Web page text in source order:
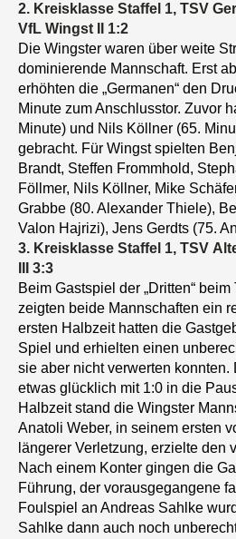
2. Kreisklasse Staffel 1, TSV
VfL Wingst II
1:2
Die Wingster waren über weite
dominierende Mannschaft. Erst
erhöhten die „Germanen“ den
Minute zum Anschlusstor. Zuvor
Minute) und Nils Köllner (65.
gebracht. Für Wingst spielten
Brandt, Steffen Frommhold,
Föllmer, Nils Köllner, Mike
Grabbe (80. Alexander Thiele),
Valon Hajrizi), Jens Gerdts (75.
3. Kreisklasse Staffel 1, TSV
3:3
Beim Gastspiel der „Dritten“ beim
zeigten beide Mannschaften ein
ersten Halbzeit hatten die
Spiel und erhielten einen
sie aber nicht verwerten konnten.
etwas glücklich mit 1:0 in die
Halbzeit stand die Wingster
Anatoli Weber, in seinem ersten
längerer Verletzung, erzielte den
Nach einem Konter gingen die
Führung, der vorausgegangene
Foulspiel an Andreas Sahlke
Sahlke dann auch noch